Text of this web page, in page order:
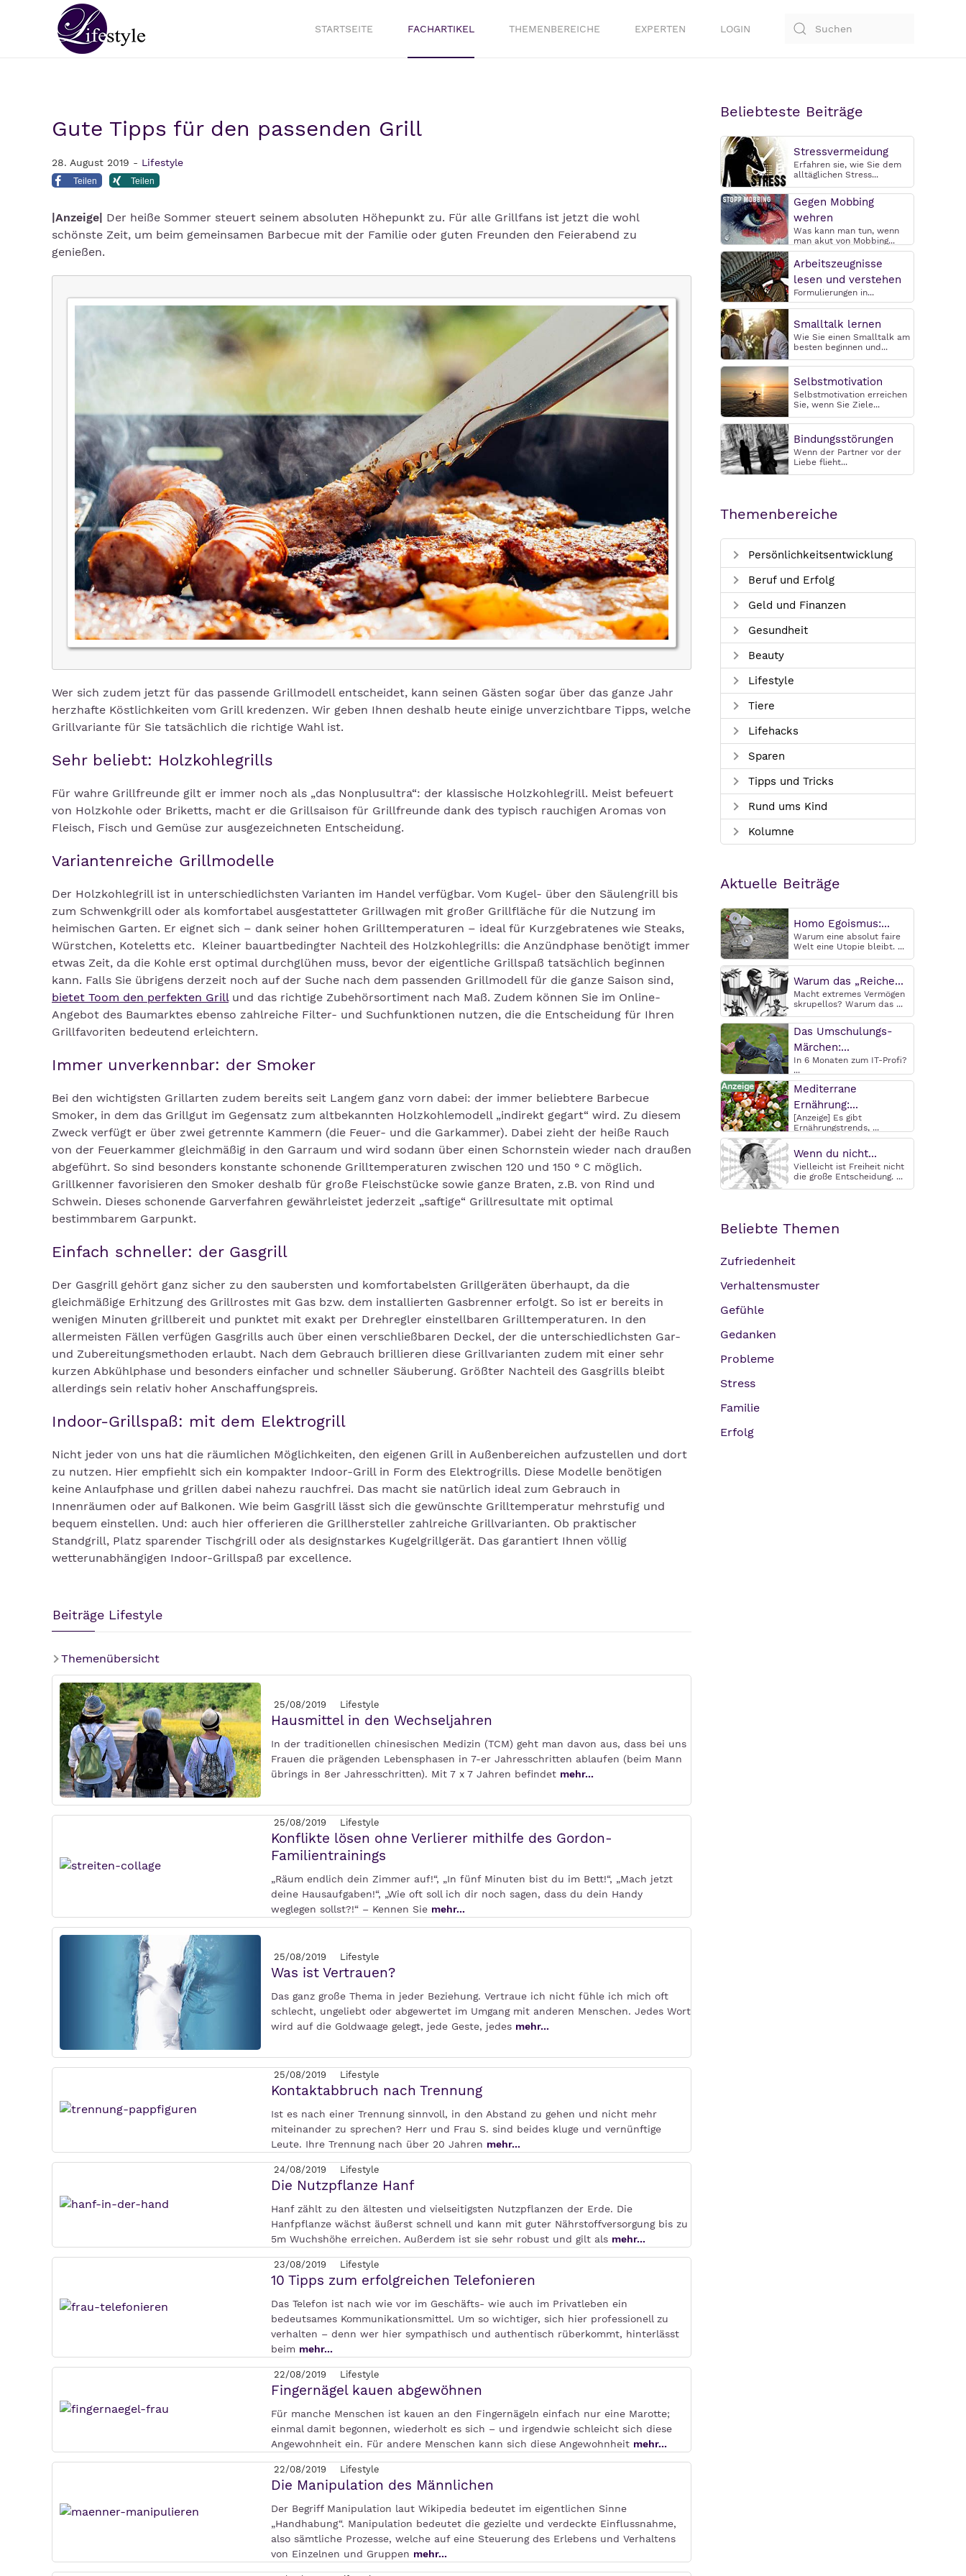
STARTSEITE FACHARTIKEL THEMENBEREICHE EXPERTEN LOGIN
Gute Tipps für den passenden Grill
28. August 2019 - Lifestyle
Teilen Teilen
|Anzeige| Der heiße Sommer steuert seinem absoluten Höhepunkt zu. Für alle Grillfans ist jetzt die wohl
schönste Zeit, um beim gemeinsamen Barbecue mit der Familie oder guten Freunden den Feierabend zu
genießen.
Wer sich zudem jetzt für das passende Grillmodell entscheidet, kann seinen Gästen sogar über das ganze Jahr
herzhafte Köstlichkeiten vom Grill kredenzen. Wir geben Ihnen deshalb heute einige unverzichtbare Tipps, welche
Grillvariante für Sie tatsächlich die richtige Wahl ist.
Sehr beliebt: Holzkohlegrills
Für wahre Grillfreunde gilt er immer noch als „das Nonplusultra“: der klassische Holzkohlegrill. Meist befeuert
von Holzkohle oder Briketts, macht er die Grillsaison für Grillfreunde dank des typisch rauchigen Aromas von
Fleisch, Fisch und Gemüse zur ausgezeichneten Entscheidung.
Variantenreiche Grillmodelle
Der Holzkohlegrill ist in unterschiedlichsten Varianten im Handel verfügbar. Vom Kugel- über den Säulengrill bis
zum Schwenkgrill oder als komfortabel ausgestatteter Grillwagen mit großer Grillfläche für die Nutzung im
heimischen Garten. Er eignet sich – dank seiner hohen Grilltemperaturen – ideal für Kurzgebratenes wie Steaks,
Würstchen, Koteletts etc. Kleiner bauartbedingter Nachteil des Holzkohlegrills: die Anzündphase benötigt immer
etwas Zeit, da die Kohle erst optimal durchglühen muss, bevor der eigentliche Grillspaß tatsächlich beginnen
kann. Falls Sie übrigens derzeit noch auf der Suche nach dem passenden Grillmodell für die ganze Saison sind,
bietet Toom den perfekten Grillund das richtige Zubehörsortiment nach Maß. Zudem können Sie im Online-
Angebot des Baumarktes ebenso zahlreiche Filter- und Suchfunktionen nutzen, die die Entscheidung für Ihren
Grillfavoriten bedeutend erleichtern.
Immer unverkennbar: der Smoker
Bei den wichtigsten Grillarten zudem bereits seit Langem ganz vorn dabei: der immer beliebtere Barbecue
Smoker, in dem das Grillgut im Gegensatz zum altbekannten Holzkohlemodell „indirekt gegart“ wird. Zu diesem
Zweck verfügt er über zwei getrennte Kammern (die Feuer- und die Garkammer). Dabei zieht der heiße Rauch
von der Feuerkammer gleichmäßig in den Garraum und wird sodann über einen Schornstein wieder nach draußen
abgeführt. So sind besonders konstante schonende Grilltemperaturen zwischen 120 und 150 ° C möglich.
Grillkenner favorisieren den Smoker deshalb für große Fleischstücke sowie ganze Braten, z.B. von Rind und
Schwein. Dieses schonende Garverfahren gewährleistet jederzeit „saftige“ Grillresultate mit optimal
bestimmbarem Garpunkt.
Einfach schneller: der Gasgrill
Der Gasgrill gehört ganz sicher zu den saubersten und komfortabelsten Grillgeräten überhaupt, da die
gleichmäßige Erhitzung des Grillrostes mit Gas bzw. dem installierten Gasbrenner erfolgt. So ist er bereits in
wenigen Minuten grillbereit und punktet mit exakt per Drehregler einstellbaren Grilltemperaturen. In den
allermeisten Fällen verfügen Gasgrills auch über einen verschließbaren Deckel, der die unterschiedlichsten Gar-
und Zubereitungsmethoden erlaubt. Nach dem Gebrauch brillieren diese Grillvarianten zudem mit einer sehr
kurzen Abkühlphase und besonders einfacher und schneller Säuberung. Größter Nachteil des Gasgrills bleibt
allerdings sein relativ hoher Anschaffungspreis.
Indoor-Grillspaß: mit dem Elektrogrill
Nicht jeder von uns hat die räumlichen Möglichkeiten, den eigenen Grill in Außenbereichen aufzustellen und dort
zu nutzen. Hier empfiehlt sich ein kompakter Indoor-Grill in Form des Elektrogrills. Diese Modelle benötigen
keine Anlaufphase und grillen dabei nahezu rauchfrei. Das macht sie natürlich ideal zum Gebrauch in
Innenräumen oder auf Balkonen. Wie beim Gasgrill lässt sich die gewünschte Grilltemperatur mehrstufig und
bequem einstellen. Und: auch hier offerieren die Grillhersteller zahlreiche Grillvarianten. Ob praktischer
Standgrill, Platz sparender Tischgrill oder als designstarkes Kugelgrillgerät. Das garantiert Ihnen völlig
wetterunabhängigen Indoor-Grillspaß par excellence.
Beiträge Lifestyle
Themenübersicht
25/08/2019 Lifestyle
Hausmittel in den Wechseljahren
In der traditionellen chinesischen Medizin (TCM) geht man davon aus, dass bei uns
Frauen die prägenden Lebensphasen in 7-er Jahresschritten ablaufen (beim Mann
übrings in 8er Jahresschritten). Mit 7 x 7 Jahren befindet mehr...
25/08/2019 Lifestyle
Konflikte lösen ohne Verlierer mithilfe des Gordon-
Familientrainings
„Räum endlich dein Zimmer auf!“, „In fünf Minuten bist du im Bett!“, „Mach jetzt
deine Hausaufgaben!“, „Wie oft soll ich dir noch sagen, dass du dein Handy
weglegen sollst?!“ – Kennen Sie mehr...
25/08/2019 Lifestyle
Was ist Vertrauen?
Das ganz große Thema in jeder Beziehung. Vertraue ich nicht fühle ich mich oft
schlecht, ungeliebt oder abgewertet im Umgang mit anderen Menschen. Jedes Wort
wird auf die Goldwaage gelegt, jede Geste, jedes mehr...
25/08/2019 Lifestyle
Kontaktabbruch nach Trennung
Ist es nach einer Trennung sinnvoll, in den Abstand zu gehen und nicht mehr
miteinander zu sprechen? Herr und Frau S. sind beides kluge und vernünftige
Leute. Ihre Trennung nach über 20 Jahren mehr...
24/08/2019 Lifestyle
Die Nutzpflanze Hanf
Hanf zählt zu den ältesten und vielseitigsten Nutzpflanzen der Erde. Die
Hanfpflanze wächst äußerst schnell und kann mit guter Nährstoffversorgung bis zu
5m Wuchshöhe erreichen. Außerdem ist sie sehr robust und gilt als mehr...
23/08/2019 Lifestyle
10 Tipps zum erfolgreichen Telefonieren
Das Telefon ist nach wie vor im Geschäfts- wie auch im Privatleben ein
bedeutsames Kommunikationsmittel. Um so wichtiger, sich hier professionell zu
verhalten – denn wer hier sympathisch und authentisch rüberkommt, hinterlässt
beim mehr...
22/08/2019 Lifestyle
Fingernägel kauen abgewöhnen
Für manche Menschen ist kauen an den Fingernägeln einfach nur eine Marotte;
einmal damit begonnen, wiederholt es sich – und irgendwie schleicht sich diese
Angewohnheit ein. Für andere Menschen kann sich diese Angewohnheit mehr...
22/08/2019 Lifestyle
Die Manipulation des Männlichen
Der Begriff Manipulation laut Wikipedia bedeutet im eigentlichen Sinne
„Handhabung“. Manipulation bedeutet die gezielte und verdeckte Einflussnahme,
also sämtliche Prozesse, welche auf eine Steuerung des Erlebens und Verhaltens
von Einzelnen und Gruppen mehr...
Beliebteste Beiträge
Stressvermeidung
Erfahren sie, wie Sie dem
alltäglichen Stress...
Gegen Mobbing
wehren
Was kann man tun, wenn
man akut von Mobbing...
Arbeitszeugnisse
lesen und verstehen
Formulierungen in...
Smalltalk lernen
Wie Sie einen Smalltalk am
besten beginnen und...
Selbstmotivation
Selbstmotivation erreichen
Sie, wenn Sie Ziele...
Bindungsstörungen
Wenn der Partner vor der
Liebe flieht...
Themenbereiche
Persönlichkeitsentwicklung
Beruf und Erfolg
Geld und Finanzen
Gesundheit
Beauty
Lifestyle
Tiere
Lifehacks
Sparen
Tipps und Tricks
Rund ums Kind
Kolumne
Aktuelle Beiträge
Homo Egoismus:...
Warum eine absolut faire
Welt eine Utopie bleibt. ...
Warum das „Reiche...
Macht extremes Vermögen
skrupellos? Warum das ...
Das Umschulungs-
Märchen:...
In 6 Monaten zum IT-Profi?
...
Mediterrane
Ernährung:...
[Anzeige] Es gibt
Ernährungstrends, ...
Wenn du nicht...
Vielleicht ist Freiheit nicht
die große Entscheidung. ...
Beliebte Themen
Zufriedenheit
Verhaltensmuster
Gefühle
Gedanken
Probleme
Stress
Familie
Erfolg